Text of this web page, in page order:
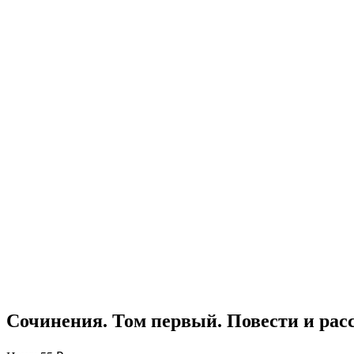
Сочинения. Том первый. Повести и